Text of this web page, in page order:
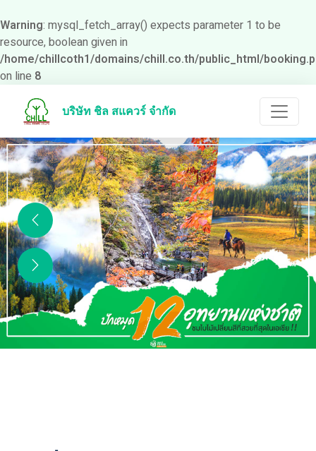
Warning: mysql_fetch_array() expects parameter 1 to be
resource, boolean given in
/home/chillcoth1/domains/chill.co.th/public_html/
on line 8
บริษัท ชิล สแควร์ จำกัด